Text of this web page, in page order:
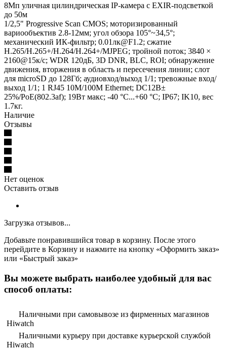
8Мп уличная цилиндрическая IP-камера с EXIR-подсветкой
до 50м
1/2,5" Progressive Scan CMOS; моторизированный
вариообъектив 2.8-12мм; угол обзора 105°~34,5°;
механический ИК-фильтр; 0.01лк@F1.2; сжатие
H.265/H.265+/H.264/H.264+/MJPEG; тройной поток; 3840 ×
2160@15к/с; WDR 120дБ, 3D DNR, BLC, ROI; обнаружение
движения, вторжения в область и пересечения линии; слот
для microSD до 128Гб; аудиовход/выход 1/1; тревожные вход/
выход 1/1; 1 RJ45 10M/100M Ethernet; DC12В±
25%/PoE(802.3af); 19Вт макс; -40 °C...+60 °C; IP67; IK10, вес
1.7кг.
Наличие
Отзывы
Нет оценок
Оставить отзыв
Загрузка отзывов...
Добавьте понравившийся товар в корзину. После этого
перейдите в Корзину и нажмите на кнопку «Оформить заказ»
или «Быстрый заказ»
Вы можете выбрать наиболее удобный для вас
способ оплаты:
Наличными при самовывозе из фирменных магазинов
Hiwatch
Наличными курьеру при доставке курьерской службой
Hiwatch